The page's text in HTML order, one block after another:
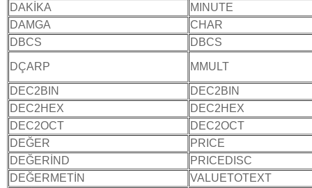
DAKİKA
MINUTE
DAMGA
CHAR
DBCS
DBCS
DÇARP MMULT
DEC2BIN
DEC2BIN
DEC2HEX
DEC2HEX
DEC2OCT
DEC2OCT
DEĞER
PRICE
DEĞERİND
PRICEDISC
DEĞERMETİN
VALUETOTEXT